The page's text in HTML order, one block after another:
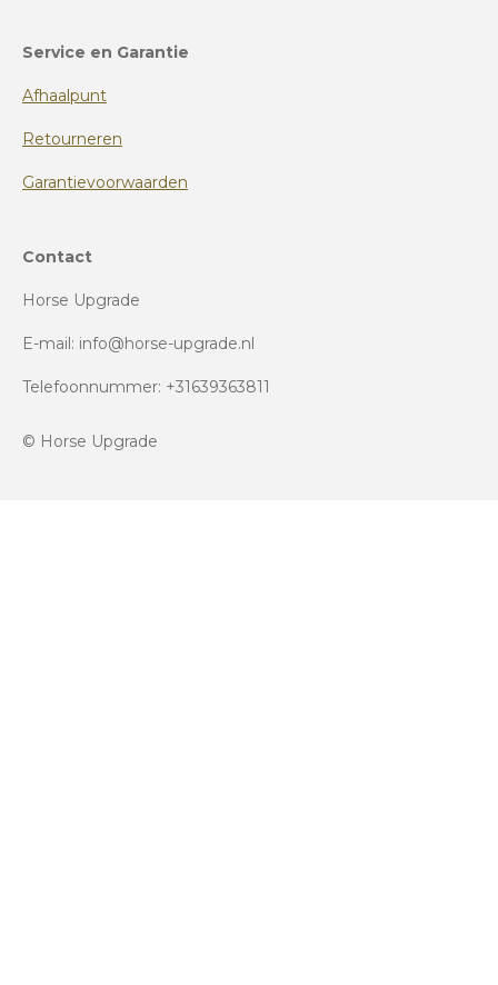
Service en Garantie
Afhaalpunt
Retourneren
Garantievoorwaarden
Contact
Horse Upgrade
E-mail: info@horse-upgrade.nl
Telefoonnummer: +31639363811
© Horse Upgrade